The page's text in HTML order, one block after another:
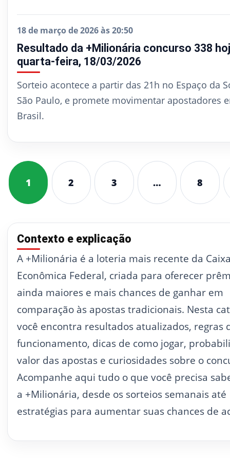
18 de março de 2026 às 20:50
Resultado da +Milionária concurso 338
quarta-feira, 18/03/2026
Sorteio acontece a partir das 21h no Espaço da
São Paulo, e promete movimentar apostadores
Brasil.
1 2 3 … 8
Contexto e explicação
A +Milionária é a loteria mais recente da
Econômica Federal, criada para oferecer
ainda maiores e mais chances de ganhar em
comparação às apostas tradicionais. Nesta
você encontra resultados atualizados, regras
funcionamento, dicas de como jogar,
valor das apostas e curiosidades sobre o
Acompanhe aqui tudo o que você precisa
a +Milionária, desde os sorteios semanais até
estratégias para aumentar suas chances de